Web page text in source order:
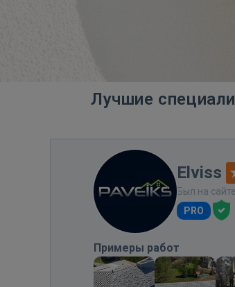
Лучшие
Elviss
Был на
PRO
Примеры работ